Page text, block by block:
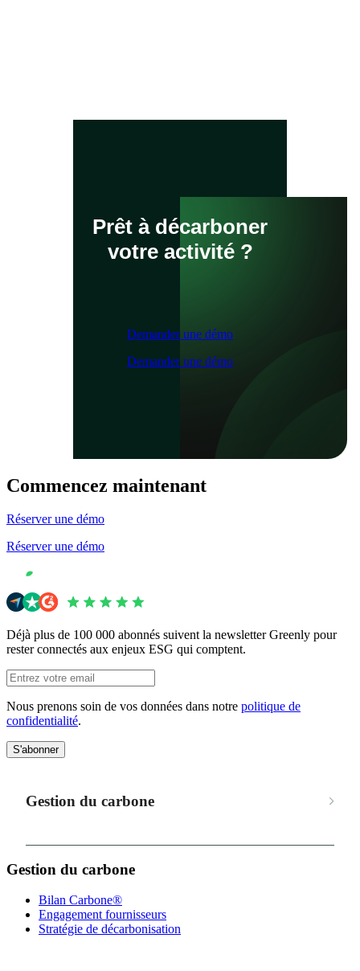
Prêt à décarboner
votre activité ?
Demander une démo
Demander une démo
Commencez maintenant
Réserver une démo
Réserver une démo
Déjà plus de 100 000 abonnés suivent la newsletter Greenly pour
rester connectés aux enjeux ESG qui comptent.
Nous prenons soin de vos données dans notre politique de
confidentialité.
S'abonner
Gestion du carbone
Gestion du carbone
Bilan Carbone®
Engagement fournisseurs
Stratégie de décarbonisation